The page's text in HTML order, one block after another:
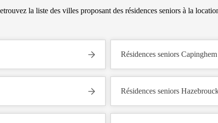
la liste des villes proposant des résidences seniors à la
Résidences seniors
Résidences seniors